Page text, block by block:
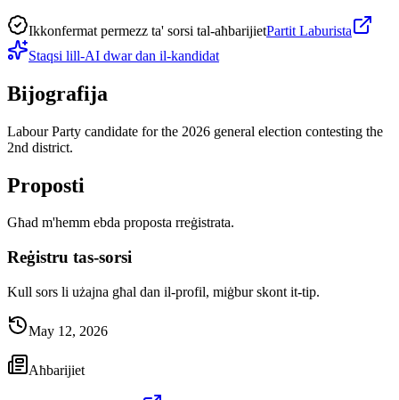
Ikkonfermat permezz ta' sorsi tal-aħbarijietPartit Laburista
Staqsi lill-AI dwar dan il-kandidat
Bijografija
Labour Party candidate for the 2026 general election contesting the
2nd district.
Proposti
Għad m'hemm ebda proposta rreġistrata.
Reġistru tas-sorsi
Kull sors li użajna għal dan il-profil, miġbur skont it-tip.
May 12, 2026
Aħbarijiet